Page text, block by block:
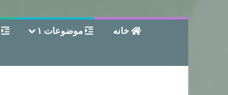
خانه موضوعات ۱